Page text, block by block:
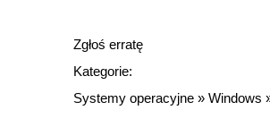
Zgłoś erratę
Kategorie:
Systemy operacyjne » Windows